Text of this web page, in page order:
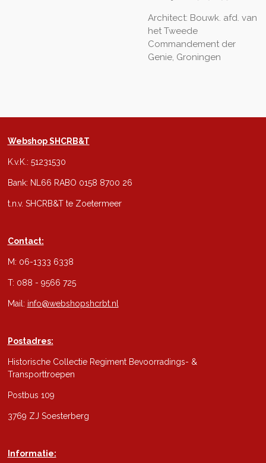
Architect: Bouwk. afd. van
het Tweede
Commandement der
Genie, Groningen
Webshop SHCRB&T
K.v.K.: 51231530
Bank: NL66 RABO 0158 8700 26
t.n.v. SHCRB&T te Zoetermeer
Contact:
M: 06-1333 6338
T: 088 - 9566 725
Mail: info@webshopshcrbt.nl
Postadres:
Historische Collectie Regiment Bevoorradings- &
Transporttroepen
Postbus 109
3769 ZJ Soesterberg
Informatie: